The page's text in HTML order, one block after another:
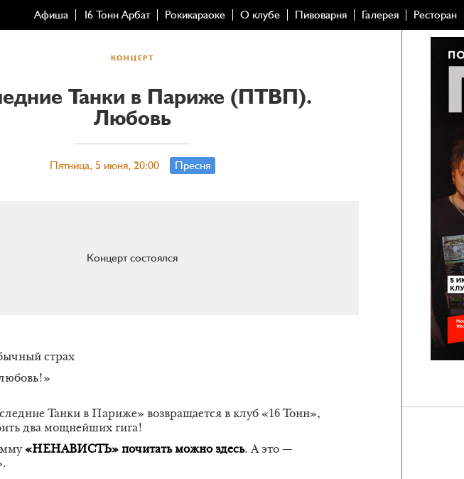
Афиша 16 Тонн Арбат Рокикараоке О клубе Пивоварня Галерея Ресторан
КОНЦЕРТ
Танки в Париже (ПТВП).
Любовь
Пятница, 5 июня, 20:00 Пресня
Концерт состоялся
страх
Танки в Париже» возвращается в клуб «16 Тонн»,
два мощнейших гига!
«НЕНАВИСТЬ» почитать можно здесь. А это —